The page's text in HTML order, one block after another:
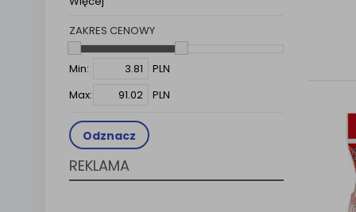
ZAKRES CENOWY
Min:
PLN
Max:
PLN
Odznacz
REKLAMA